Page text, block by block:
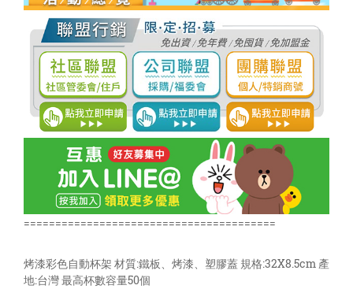
========================================
烤漆彩色自動杯架 材質:鐵板、烤漆、塑膠蓋 規格:32X8.5cm 產
地:台灣 最高杯數容量50個